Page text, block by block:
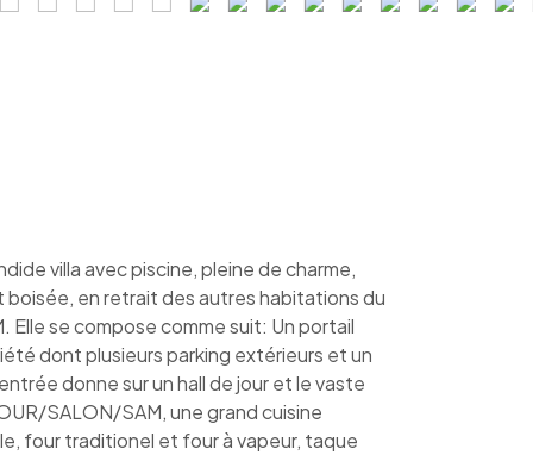
villa avec piscine, pleine de charme,
en retrait des autres habitations du
Elle se compose comme suit: Un portail
dont plusieurs parking extérieurs et un
donne sur un hall de jour et le vaste
SALON/SAM, une grand cuisine
four traditionel et four à vapeur, taque